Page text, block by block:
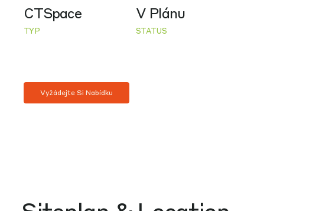
CTSpace
TYP
V Plánu
STATUS
Vyžádejte Si Nabídku